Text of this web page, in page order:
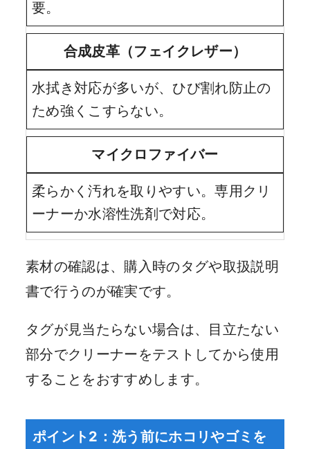
要。
合成皮革（フェイクレザー）
水拭き対応が多いが、ひび割れ防止の
ため強くこすらない。
マイクロファイバー
柔らかく汚れを取りやすい。専用クリ
ーナーか水溶性洗剤で対応。
素材の確認は、購入時のタグや取扱説明
書で行うのが確実です。
タグが見当たらない場合は、目立たない
部分でクリーナーをテストしてから使用
することをおすすめします。
ポイント2：洗う前にホコリやゴミを